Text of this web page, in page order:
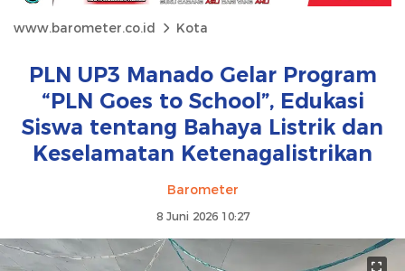
www.barometer.co.id Kota
PLN UP3 Manado Gelar Program
“PLN Goes to School”, Edukasi
Siswa tentang Bahaya Listrik dan
Keselamatan Ketenagalistrikan
Barometer
8 Juni 2026 10:27